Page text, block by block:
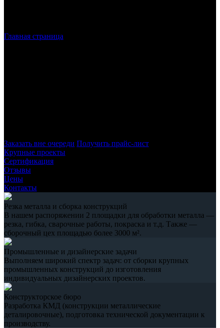
Главная страница
Заказать вне очереди Получить прайс-лист
Крупные проекты
Сертификация
Отзывы
Цены
Контакты
Резка металла и сборка конструкций
В нашем распоряжении 2 площадки для обработки металла —
резка, гибка, сварочные работы, покраска и т.д. Также —
сборочный цех площадью более 3000 м².
Промышленные и дизайнерские задачи
Выполняем широкий спектр задач: от сборки крупных
промышленных конструкций до изготовления
индивидуальных дизайнерских проектов.
Конструкторское бюро
Разработка КМД (конструкции металлические
деталировочные), подготовка технической документации к
производству.